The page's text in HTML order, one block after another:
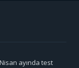
ayında test